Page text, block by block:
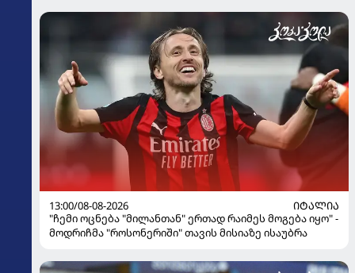
13:00/08-08-2026
ᲘᲢᲐᲚᲘᲐ
"ჩემი ოცნება "მილანთან" ერთად რაიმეს მოგება იყო" -
მოდრიჩმა "როსონერიში" თავის მისიაზე ისაუბრა